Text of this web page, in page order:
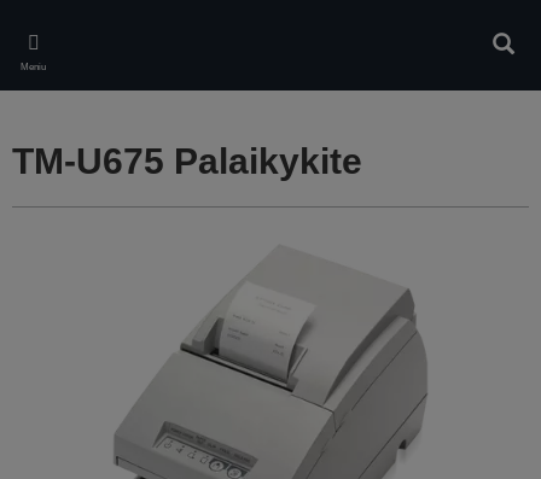
main
content
Meniu
TM-U675 Palaikykite